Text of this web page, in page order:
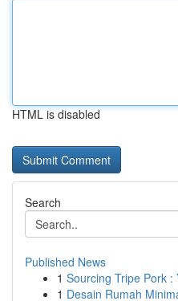
HTML is disabled
Search
Published News
1 Sourcing Tripe Pork :
1 Desain Rumah